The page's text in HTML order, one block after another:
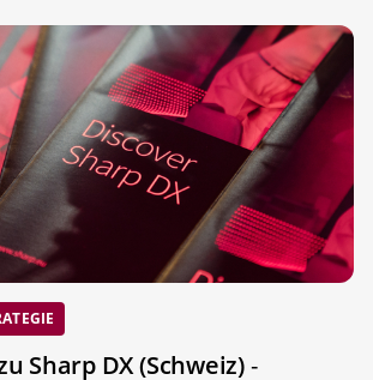
Sharp DX (Schweiz)-